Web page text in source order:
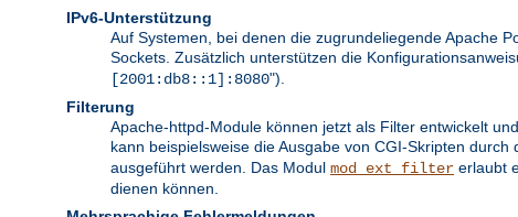
IPv6-Unterstützung
Auf Systemen, bei denen die zugrundeliegende Apache
Sockets. Zusätzlich unterstützen die
[2001:db8::1]:8080").
Filterung
Apache-httpd-Module können jetzt als Filter entwickelt
kann beispielsweise die Ausgabe von CGI-Skripten durch
ausgeführt werden. Das Modul mod_ext_filter erlaubt
dienen können.